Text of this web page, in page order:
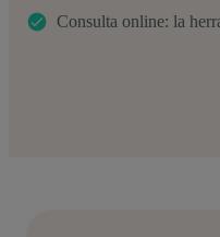
Consulta online: la